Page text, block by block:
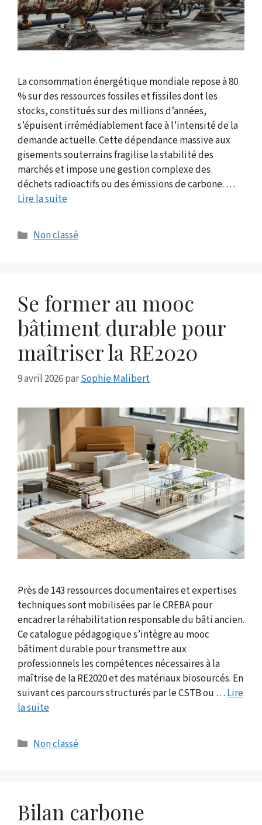
La consommation énergétique mondiale repose à 80
% sur des ressources fossiles et fissiles dont les
stocks, constitués sur des millions d’années,
s’épuisent irrémédiablement face à l’intensité de la
demande actuelle. Cette dépendance massive aux
gisements souterrains fragilise la stabilité des
marchés et impose une gestion complexe des
déchets radioactifs ou des émissions de carbone. …
Lire la suite
Catégories
Non classé
Se former au mooc
bâtiment durable pour
maîtriser la RE2020
9 avril 2026parSophie Malibert
Près de 143 ressources documentaires et expertises
techniques sont mobilisées par le CREBA pour
encadrer la réhabilitation responsable du bâti ancien.
Ce catalogue pédagogique s’intègre au mooc
bâtiment durable pour transmettre aux
professionnels les compétences nécessaires à la
maîtrise de la RE2020 et des matériaux biosourcés. En
suivant ces parcours structurés par le CSTB ou … Lire
la suite
Catégories
Non classé
Bilan carbone